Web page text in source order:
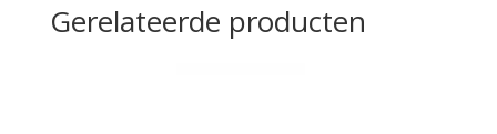
Gerelateerde producten